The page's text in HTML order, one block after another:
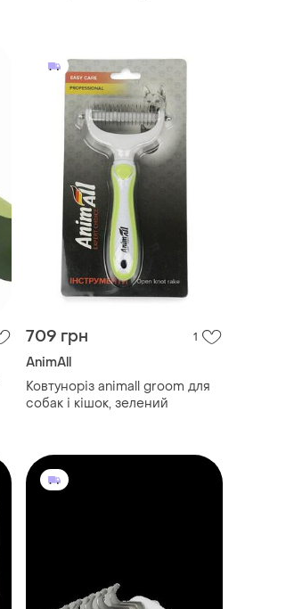
709 грн 1
AnimAll
Ковтуноріз animall groom для
собак і кішок, зелений